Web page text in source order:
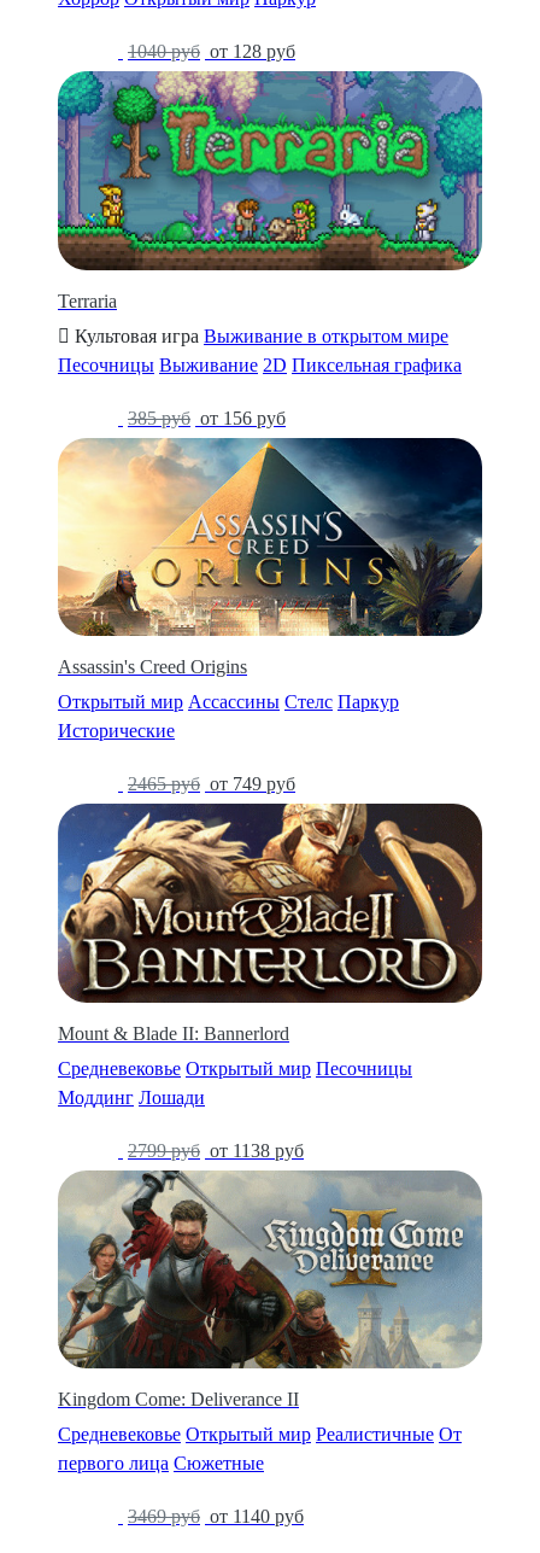
1040 руб от 128 руб
Terraria
Культовая игра Выживание в открытом мире
Песочницы Выживание 2D Пиксельная графика
385 руб от 156 руб
Assassin's Creed Origins
Открытый мир Ассассины Стелс Паркур
Исторические
2465 руб от 749 руб
Mount & Blade II: Bannerlord
Средневековье Открытый мир Песочницы
Моддинг Лошади
2799 руб от 1138 руб
Kingdom Come: Deliverance II
Средневековье Открытый мир Реалистичные От
первого лица Сюжетные
3469 руб от 1140 руб